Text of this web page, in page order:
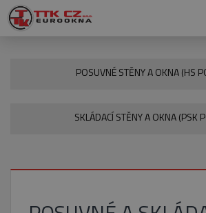
POSUVNÉ STĚNY A OKNA (HS
SKLÁDACÍ STĚNY A OKNA (PSK